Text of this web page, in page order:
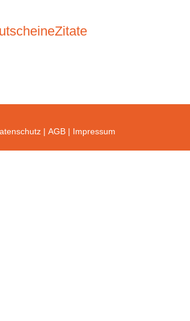
Zitate
| AGB | Impressum